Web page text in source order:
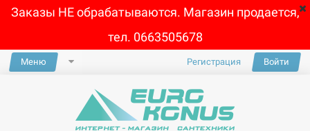
Заказы НЕ обрабатываются. Магазин продается,
тел. 0663505678
Меню Регистрация Войти